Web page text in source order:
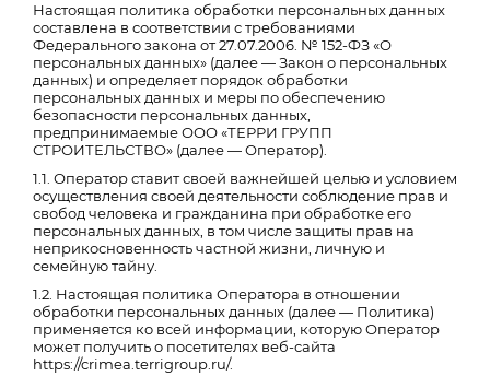
Настоящая политика обработки персональных данных
составлена в соответствии с требованиями
Федерального закона от 27.07.2006. № 152-ФЗ «О
персональных данных» (далее — Закон о персональных
данных) и определяет порядок обработки
персональных данных и меры по обеспечению
безопасности персональных данных,
предпринимаемые ООО «ТЕРРИ ГРУПП
СТРОИТЕЛЬСТВО» (далее — Оператор).
1.1. Оператор ставит своей важнейшей целью и условием
осуществления своей деятельности соблюдение прав и
свобод человека и гражданина при обработке его
персональных данных, в том числе защиты прав на
неприкосновенность частной жизни, личную и
семейную тайну.
1.2. Настоящая политика Оператора в отношении
обработки персональных данных (далее — Политика)
применяется ко всей информации, которую Оператор
может получить о посетителях веб-сайта
https://crimea.terrigroup.ru/.